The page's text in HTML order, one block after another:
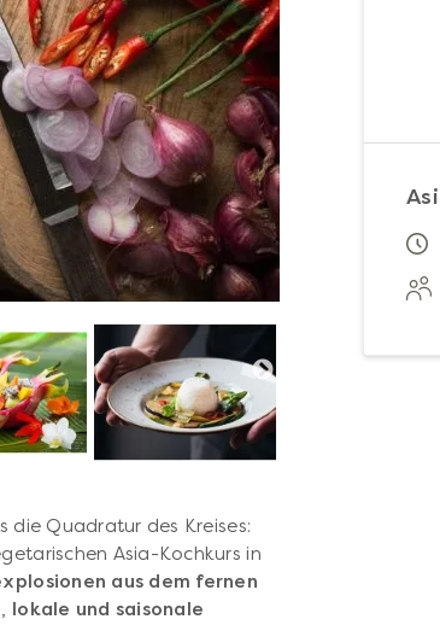
die Quadratur des Kreises:
Asia-Kochkurs in
aus dem fernen
lokale und saisonale